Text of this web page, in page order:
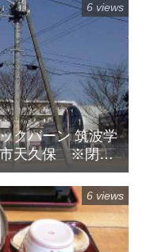
クバーン 筑波学
天久保 ※閉店
6 views
6 views